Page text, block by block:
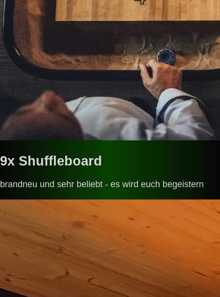
9x Shuffleboard
brandneu und sehr beliebt - es wird euch begeistern